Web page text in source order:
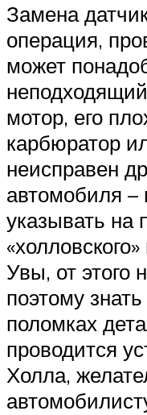
Замена
операция,
может
мотор, его
карбюратор
неисправен
автомобиля –
указывать на
Увы, от этого
поэтому
поломках
проводится
Холла,